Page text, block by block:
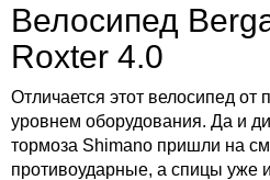
Велосипед
Roxter 4.0
Отличается этот велосипед
уровнем оборудования. Да и
тормоза Shimano пришли на
противоударные, а спицы уже